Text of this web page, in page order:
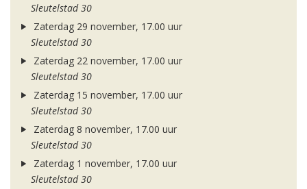
Sleutelstad 30
Zaterdag 29 november, 17.00 uur
Sleutelstad 30
Zaterdag 22 november, 17.00 uur
Sleutelstad 30
Zaterdag 15 november, 17.00 uur
Sleutelstad 30
Zaterdag 8 november, 17.00 uur
Sleutelstad 30
Zaterdag 1 november, 17.00 uur
Sleutelstad 30